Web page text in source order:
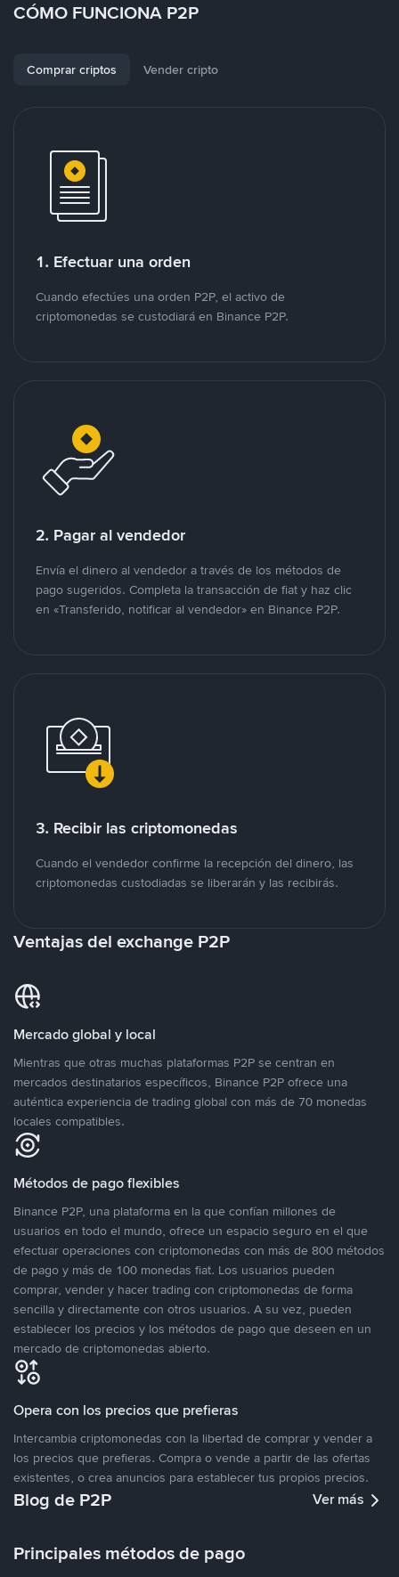
CÓMO FUNCIONA P2P
Comprar criptos Vender cripto
1. Efectuar una orden
Cuando efectúes una orden P2P, el activo de
criptomonedas se custodiará en Binance P2P.
2. Pagar al vendedor
Envía el dinero al vendedor a través de los métodos de
pago sugeridos. Completa la transacción de fiat y haz clic
en «Transferido, notificar al vendedor» en Binance P2P.
3. Recibir las criptomonedas
Cuando el vendedor confirme la recepción del dinero, las
criptomonedas custodiadas se liberarán y las recibirás.
Ventajas del exchange P2P
Mercado global y local
Mientras que otras muchas plataformas P2P se centran en
mercados destinatarios específicos, Binance P2P ofrece una
auténtica experiencia de trading global con más de 70 monedas
locales compatibles.
Métodos de pago flexibles
Binance P2P, una plataforma en la que confían millones de
usuarios en todo el mundo, ofrece un espacio seguro en el que
efectuar operaciones con criptomonedas con más de 800 métodos
de pago y más de 100 monedas fiat. Los usuarios pueden
comprar, vender y hacer trading con criptomonedas de forma
sencilla y directamente con otros usuarios. A su vez, pueden
establecer los precios y los métodos de pago que deseen en un
mercado de criptomonedas abierto.
Opera con los precios que prefieras
Intercambia criptomonedas con la libertad de comprar y vender a
los precios que prefieras. Compra o vende a partir de las ofertas
existentes, o crea anuncios para establecer tus propios precios.
Blog de P2P Ver más
Principales métodos de pago